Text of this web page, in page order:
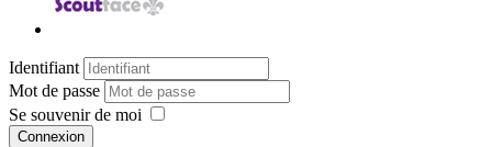
Identifiant
Mot de passe
Se souvenir de moi
Connexion